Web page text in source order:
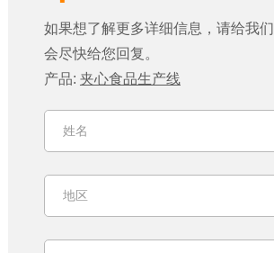
如果想了解更多详细信息，请给我
会尽快给您回复。
产品: 夹心食品生产线